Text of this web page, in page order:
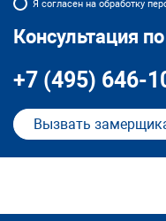
Я согласен на обработку
Консультация
+7 (495) 646-
Вызвать